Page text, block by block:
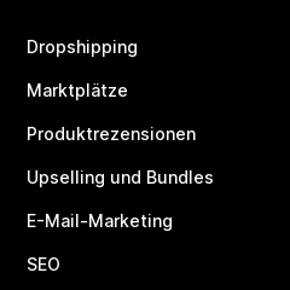
Dropshipping
Marktplätze
Produktrezensionen
Upselling und Bundles
E-Mail-Marketing
SEO